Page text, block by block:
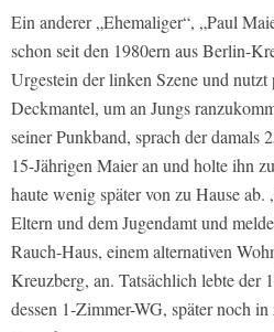
Ein anderer „Ehemaliger“, „Paul
schon seit den 1980ern aus Berlin-
Urgestein der linken Szene und
Deckmantel, um an Jungs
seiner Punkband, sprach der damals
15-Jährigen Maier an und holte ihn
haute wenig später von zu Hause ab.
Eltern und dem Jugendamt und
Rauch-Haus, einem alternativen
Kreuzberg, an. Tatsächlich lebte der
dessen 1-Zimmer-WG, später noch